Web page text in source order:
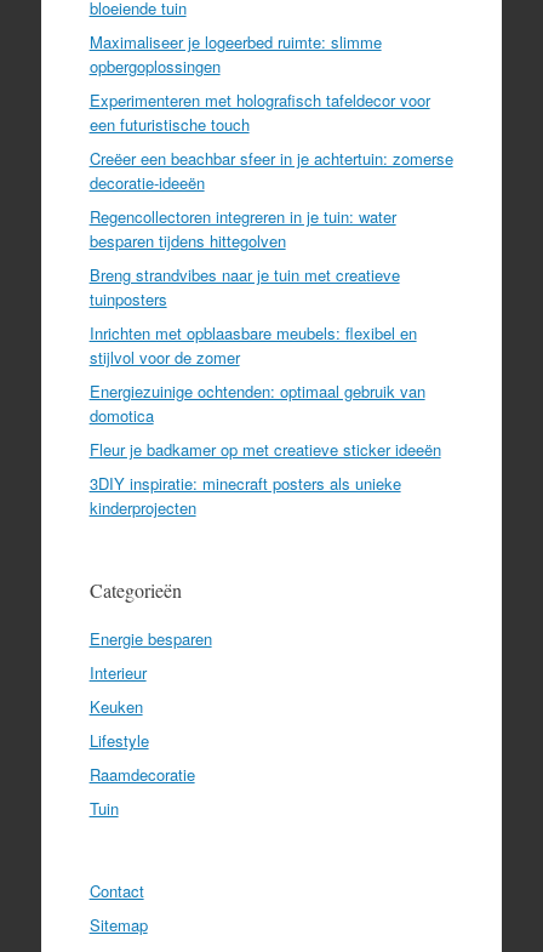
bloeiende tuin
Maximaliseer je logeerbed ruimte: slimme
opbergoplossingen
Experimenteren met holografisch tafeldecor voor
een futuristische touch
Creëer een beachbar sfeer in je achtertuin: zomerse
decoratie-ideeën
Regencollectoren integreren in je tuin: water
besparen tijdens hittegolven
Breng strandvibes naar je tuin met creatieve
tuinposters
Inrichten met opblaasbare meubels: flexibel en
stijlvol voor de zomer
Energiezuinige ochtenden: optimaal gebruik van
domotica
Fleur je badkamer op met creatieve sticker ideeën
3DIY inspiratie: minecraft posters als unieke
kinderprojecten
Categorieën
Energie besparen
Interieur
Keuken
Lifestyle
Raamdecoratie
Tuin
Contact
Sitemap